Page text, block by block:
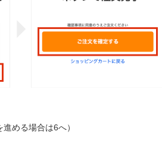
める場合は6へ）